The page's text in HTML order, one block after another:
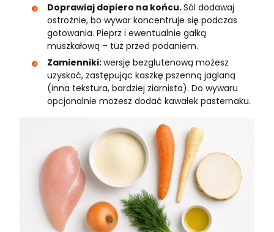
Doprawiaj dopiero na końcu.Sól dodawaj
ostrożnie, bo wywar koncentruje się podczas
gotowania. Pieprz i ewentualnie gałką
muszkałową – tuż przed podaniem.
Zamienniki:wersję bezglutenową możesz
uzyskać, zastępując kaszkę pszenną jaglaną
(inna tekstura, bardziej ziarnista). Do wywaru
opcjonalnie możesz dodać kawałek pasternaku.